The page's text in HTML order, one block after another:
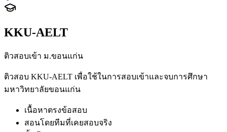
KKU-AELT
ติวสอบเข้า ม.ขอนแก่น
ติวสอบ KKU-AELT เพื่อใช้ในการสอบเข้าและจบการศึกษา
มหาวิทยาลัยขอนแก่น
เนื้อหาตรงข้อสอบ
สอนโดยทีมที่เคยสอบจริง